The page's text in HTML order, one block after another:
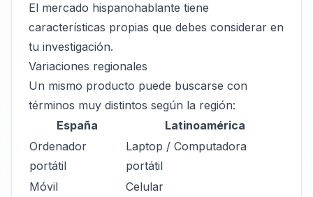
El mercado hispanohablante tiene
características propias que debes considerar en
tu investigación.
Variaciones regionales
Un mismo producto puede buscarse con
términos muy distintos según la región:
España
Latinoamérica
Ordenador
portátil
Laptop / Computadora
portátil
Móvil
Celular